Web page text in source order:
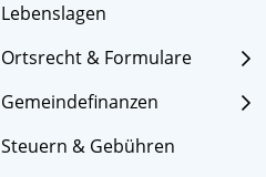
Lebenslagen
Ortsrecht & Formulare
Gemeindefinanzen
Steuern & Gebühren